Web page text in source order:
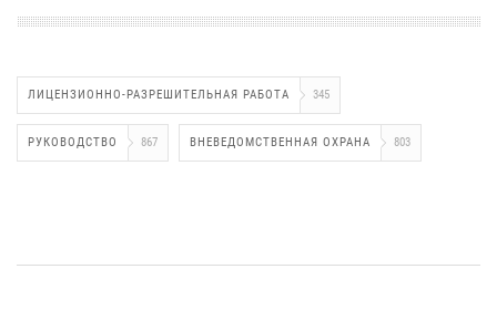
ЛИЦЕНЗИОННО-РАЗРЕШИТЕЛЬНАЯ РАБОТА 345
РУКОВОДСТВО 867 ВНЕВЕДОМСТВЕННАЯ ОХРАНА 803